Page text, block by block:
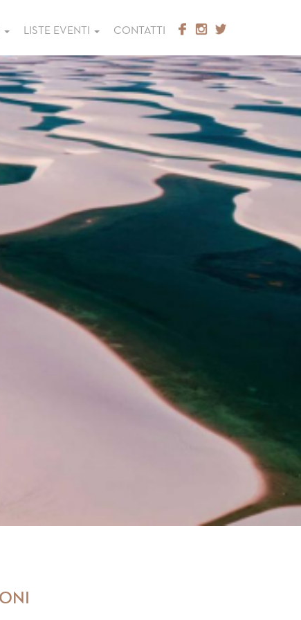
LISTE EVENTI CONTATTI